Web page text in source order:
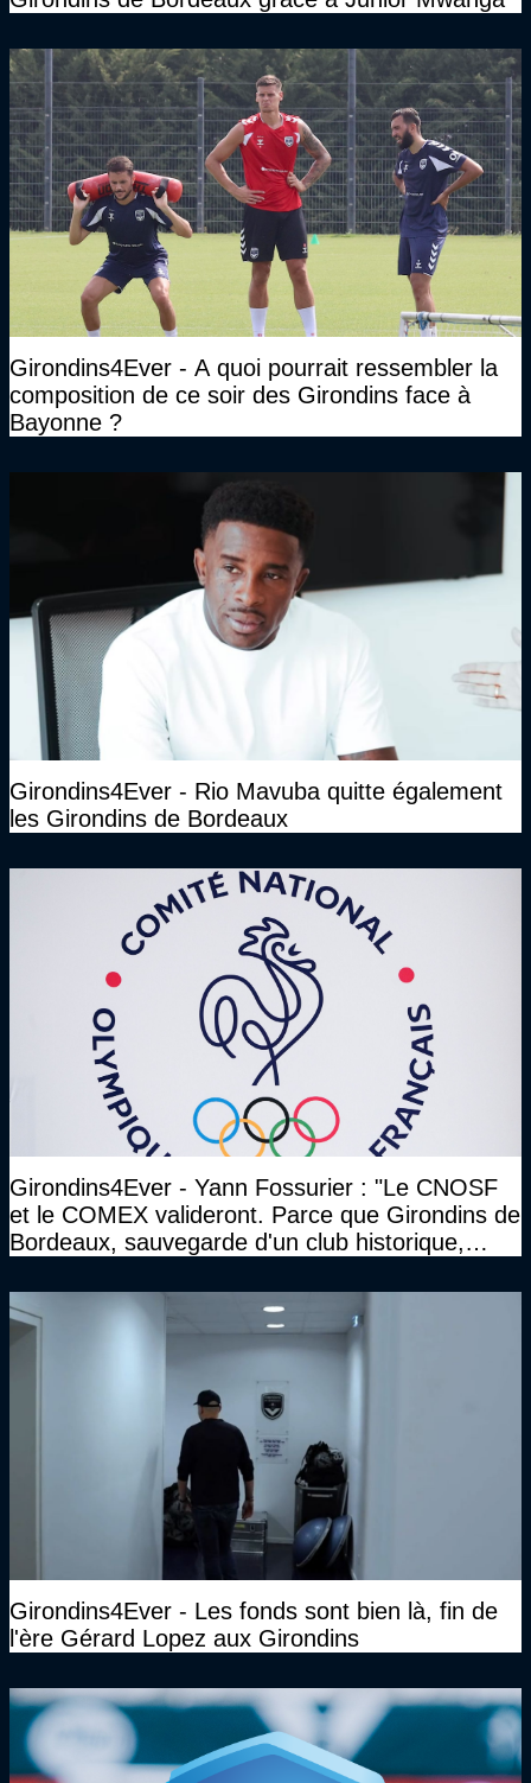
Girondins4Ever - A quoi pourrait ressembler la
composition de ce soir des Girondins face à
Bayonne ?
Girondins4Ever - Rio Mavuba quitte également
les Girondins de Bordeaux
Girondins4Ever - Yann Fossurier : "Le CNOSF
et le COMEX valideront. Parce que Girondins de
Bordeaux, sauvegarde d'un club historique,
Girondins4Ever - Les fonds sont bien là, fin de
l'ère Gérard Lopez aux Girondins